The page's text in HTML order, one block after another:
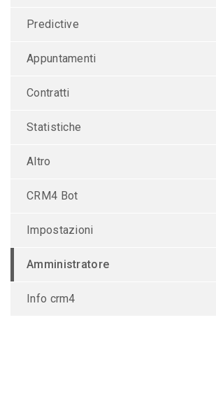
Predictive
Appuntamenti
Contratti
Statistiche
Altro
CRM4 Bot
Impostazioni
Amministratore
Info crm4